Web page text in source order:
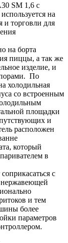
SM 1,6 с
на
и торговли для
на борта
пиццы, а так же
изделие, и
По
холодильная
со встроенным
площадки
и
расположен
который
в
с
нержавеющей
и тем
более
параметров